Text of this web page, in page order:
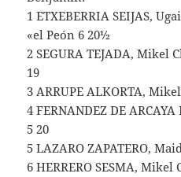
1 ETXEBERRIA SEIJAS,
«el Peón 6 20½
2 SEGURA TEJADA, Mikel
19
3 ARRUPE ALKORTA,
4 FERNANDEZ DE
5 20
5 LAZARO ZAPATERO,
6 HERRERO SESMA,